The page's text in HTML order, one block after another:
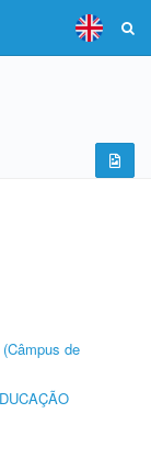
de